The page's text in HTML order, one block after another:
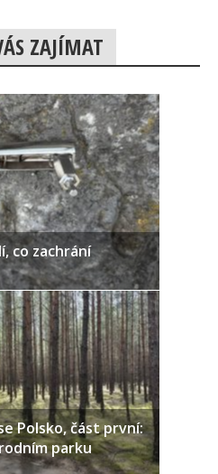
ZAJÍMAT
co zachrání
Polsko, část první:
parku